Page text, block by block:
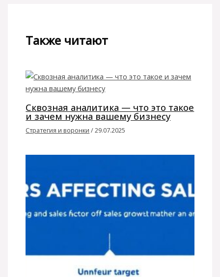
Также читают
Сквозная аналитика — что это такое
и зачем нужна вашему бизнесу
Стратегия и воронки /29.07.2025